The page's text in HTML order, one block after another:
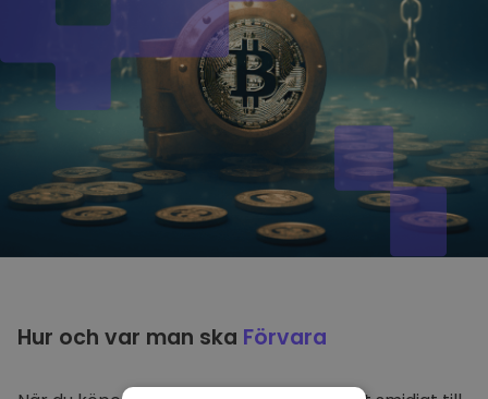
Hur och var man ska Förvara